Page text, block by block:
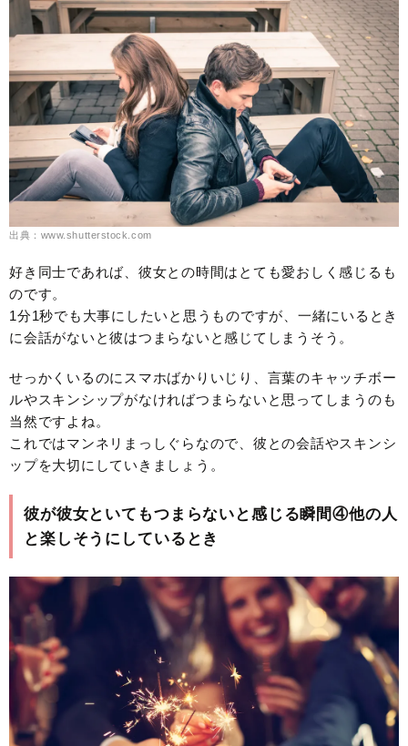
出典：www.shutterstock.com
好き同士であれば、彼女との時間はとても愛おしく感じるも
のです。
1分1秒でも大事にしたいと思うものですが、一緒にいるとき
に会話がないと彼はつまらないと感じてしまうそう。
せっかくいるのにスマホばかりいじり、言葉のキャッチボー
ルやスキンシップがなければつまらないと思ってしまうのも
当然ですよね。
これではマンネリまっしぐらなので、彼との会話やスキンシ
ップを大切にしていきましょう。
彼が彼女といてもつまらないと感じる瞬間④他の人
と楽しそうにしているとき